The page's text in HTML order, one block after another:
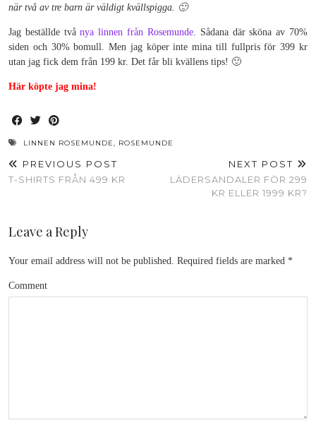
när två av tre barn är väldigt kvällspigga. 🙂
Jag beställde tvånya linnen från Rosemunde. Sådana där sköna av 70%
siden och 30% bomull. Men jag köper inte mina till fullpris för 399 kr
utan jag fick dem från 199 kr. Det får bli kvällens tips! 🙂
Här köpte jag mina!
LINNEN ROSEMUNDE, ROSEMUNDE
PREVIOUS POST
T-SHIRTS FRÅN 499 KR
NEXT POST
LÄDERSANDALER FÖR 299
KR ELLER 1999 KR?
Leave a Reply
Your email address will not be published. Required fields are marked *
Comment